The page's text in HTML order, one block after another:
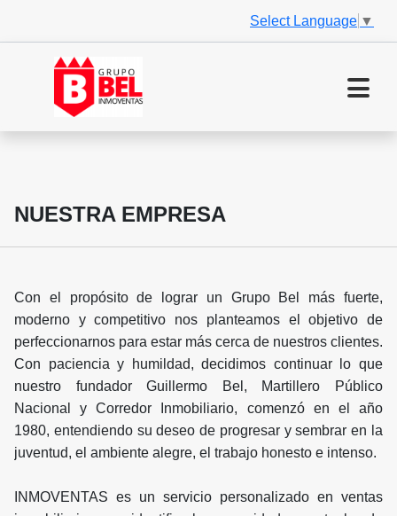
Select Language ▼
NUESTRA EMPRESA
Con el propósito de lograr un Grupo Bel más fuerte,
moderno y competitivo nos planteamos el objetivo de
perfeccionarnos para estar más cerca de nuestros clientes.
Con paciencia y humildad, decidimos continuar lo que
nuestro fundador Guillermo Bel, Martillero Público
Nacional y Corredor Inmobiliario, comenzó en el año
1980, entendiendo su deseo de progresar y sembrar en la
juventud, el ambiente alegre, el trabajo honesto e intenso.
INMOVENTAS es un servicio personalizado en ventas